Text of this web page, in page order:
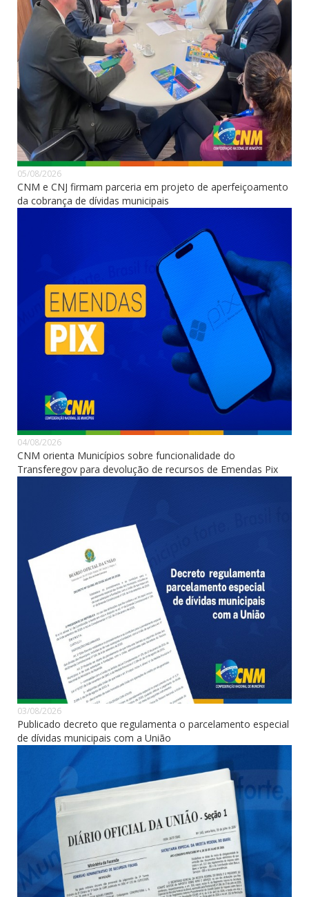
05/08/2026
CNM e CNJ firmam parceria em projeto de aperfeiçoamento
da cobrança de dívidas municipais
04/08/2026
CNM orienta Municípios sobre funcionalidade do
Transferegov para devolução de recursos de Emendas Pix
03/08/2026
Publicado decreto que regulamenta o parcelamento especial
de dívidas municipais com a União